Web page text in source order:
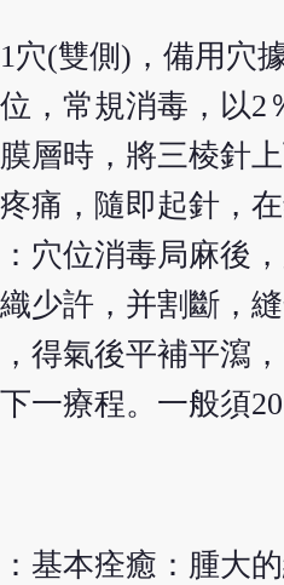
穴(雙側)，備用穴
，常規消毒，以2
層時，將三棱針
痛，隨即起針，
穴位消毒局麻後
少許，并割斷，
得氣後平補平瀉
一療程。一般須20
基本痊癒：腫大